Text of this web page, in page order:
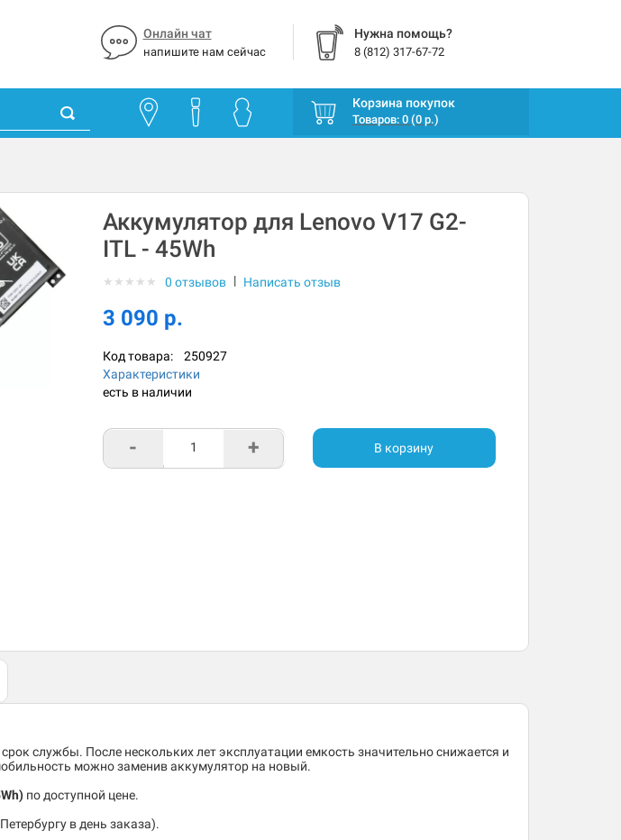
Онлайн чат
напишите нам сейчас
Нужна помощь?
8 (812) 317-67-72
Корзина покупок
Товаров: 0 (0 р.)
Аккумулятор для Lenovo V17 G2-
ITL - 45Wh
★ ★ ★ ★ ★ 0 отзывов | Написать отзыв
3 090 р.
Код товара: 250927
Характеристики
есть в наличии
- + В корзину
службы. После нескольких лет эксплуатации емкость значительно снижается и
можно заменив аккумулятор на новый.
по доступной цене.
в день заказа).